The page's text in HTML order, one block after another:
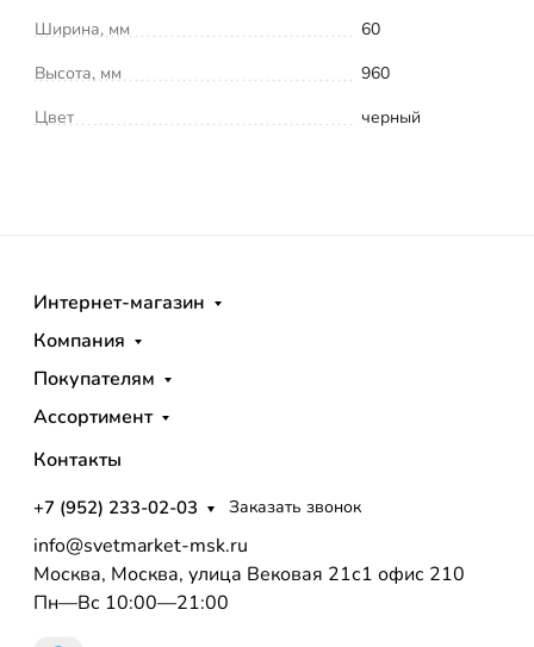
Ширина, мм
60
Высота, мм
960
Цвет
черный
Интернет-магазин
Компания
Покупателям
Ассортимент
Контакты
+7 (952) 233-02-03 Заказать звонок
info@svetmarket-msk.ru
Москва, Москва, улица Вековая 21с1 офис 210
Пн—Вс 10:00—21:00